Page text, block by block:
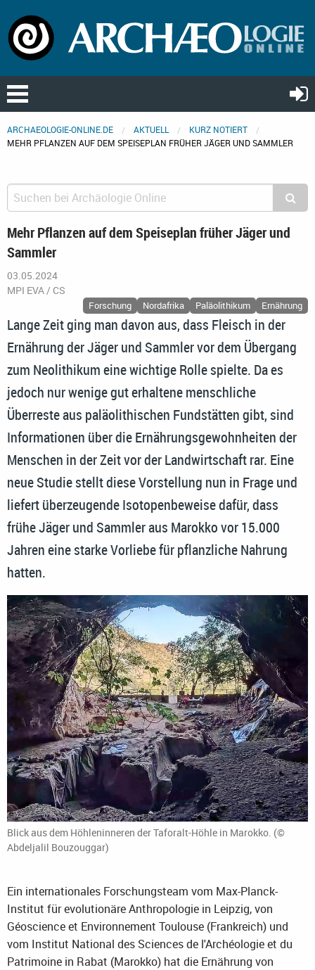
ARCHAEOLOGIE-ONLINE.DE AKTUELL
KURZ NOTIERT
MEHR PFLANZEN AUF DEM SPEISEPLAN FRÜHER JÄGER UND SAMMLER
Mehr Pflanzen auf dem Speiseplan früher Jäger und
Sammler
03.05.2024
MPI EVA / CS
Forschung Nordafrika Paläolithikum Ernährung
Lange Zeit ging man davon aus, dass Fleisch in der
Ernährung der Jäger und Sammler vor dem Übergang
zum Neolithikum eine wichtige Rolle spielte. Da es
jedoch nur wenige gut erhaltene menschliche
Überreste aus paläolithischen Fundstätten gibt, sind
Informationen über die Ernährungsgewohnheiten der
Menschen in der Zeit vor der Landwirtschaft rar. Eine
neue Studie stellt diese Vorstellung nun in Frage und
liefert überzeugende Isotopenbeweise dafür, dass
frühe Jäger und Sammler aus Marokko vor 15.000
Jahren eine starke Vorliebe für pflanzliche Nahrung
hatten.
Blick aus dem Höhleninneren der Taforalt-Höhle in Marokko. (©
Abdeljalil Bouzouggar)
Ein internationales Forschungsteam vom Max-Planck-
Institut für evolutionäre Anthropologie in Leipzig, von
Géoscience et Environnement Toulouse (Frankreich) und
vom Institut National des Sciences de l'Archéologie et du
Patrimoine in Rabat (Marokko) hat die Ernährung von